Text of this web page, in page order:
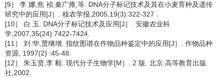
[9］ 李 娜,焦 祯,秦广雍,等. DNA分子标记技术及其在小麦育种及遗传
研究中的应用[J］. 核农学报,2005,19(3):322-327．
[10］ 白 玉. DNA分子标记技术及应用[J］. 安徽农业科
学,2007,35(24):7422-7424.
[11］ 刘 华,贾继增. 指纹图谱在作物品种鉴定中的应用[J］. 作物品种
资源, 1997(2) :45-48.
[12］ 朱玉贤,李 毅. 现代分子生物学[M］. 2 版. 北京:高等教育出版
社,2002.